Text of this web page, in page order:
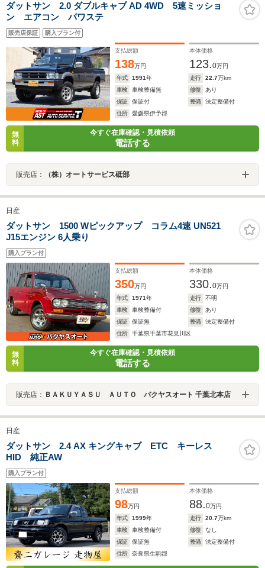
ダットサン 2.0 ダブルキャブ AD 4WD 5速ミッショ
ン エアコン パワステ
販売店保証 購入プラン付
支払総額
138万円
本体価格
123.0万円
年式
1991年 走行 22.7万km
車検
車検整備無 修復
あり
保証
保証付 整備
法定整備付
住所
愛媛県伊予郡
無
料
今すぐ在庫確認・見積依頼
電話する
販売店： （株）オートサービス砥部
日産
ダットサン 1500 Wピックアップ コラム4速 UN521
J15エンジン 6人乗り
購入プラン付
支払総額
350万円
本体価格
330.0万円
年式
1971年 走行
不明
車検
車検整備付 修復
あり
保証
保証無 整備
法定整備付
住所
千葉県千葉市花見川区
無
料
今すぐ在庫確認・見積依頼
電話する
販売店： ＢＡＫＵＹＡＳＵ ＡＵＴＯ バクヤスオート 千葉北本店
日産
ダットサン 2.4 AX キングキャブ ETC キーレス
HID 純正AW
購入プラン付
支払総額
98万円
本体価格
88.0万円
年式
1999年 走行 20.7万km
車検
車検整備付 修復
なし
保証
保証無 整備
法定整備付
住所
奈良県生駒郡